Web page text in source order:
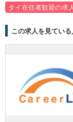
タイ在住者歓迎の求
この求人を見てい